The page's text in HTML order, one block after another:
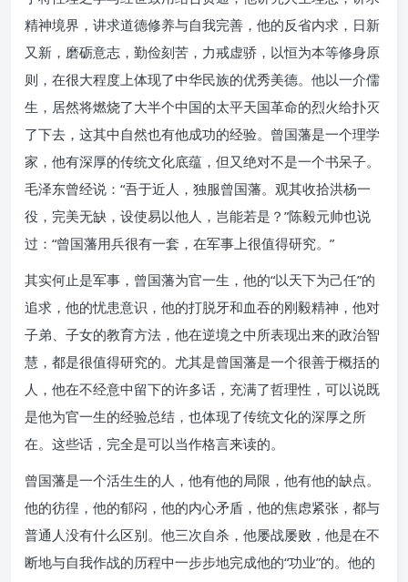
精神境界，讲求道德修养与自我完善，他的反省内求，日新
又新，磨砺意志，勤俭刻苦，力戒虚骄，以恒为本等修身原
则，在很大程度上体现了中华民族的优秀美德。他以一介儒
生，居然将燃烧了大半个中国的太平天国革命的烈火给扑灭
了下去，这其中自然也有他成功的经验。曾国藩是一个理学
家，他有深厚的传统文化底蕴，但又绝对不是一个书呆子。
毛泽东曾经说：“吾于近人，独服曾国藩。观其收拾洪杨一
役，完美无缺，设使易以他人，岂能若是？”陈毅元帅也说
过：“曾国藩用兵很有一套，在军事上很值得研究。”
其实何止是军事，曾国藩为官一生，他的“以天下为己任”的
追求，他的忧患意识，他的打脱牙和血吞的刚毅精神，他对
子弟、子女的教育方法，他在逆境之中所表现出来的政治智
慧，都是很值得研究的。尤其是曾国藩是一个很善于概括的
人，他在不经意中留下的许多话，充满了哲理性，可以说既
是他为官一生的经验总结，也体现了传统文化的深厚之所
在。这些话，完全是可以当作格言来读的。
曾国藩是一个活生生的人，他有他的局限，他有他的缺点。
他的彷徨，他的郁闷，他的内心矛盾，他的焦虑紧张，都与
普通人没有什么区别。他三次自杀，他屡战屡败，他是在不
断地与自我作战的历程中一步步地完成他的“功业”的。他的